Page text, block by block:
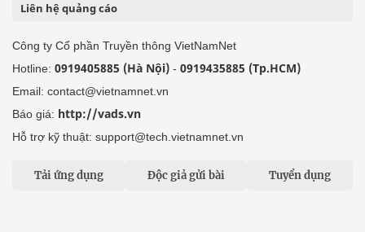
Liên hệ quảng cáo
Công ty Cổ phần Truyền thông VietNamNet
Hotline: 0919405885 (Hà Nội) - 0919435885 (Tp.HCM)
Email: contact@vietnamnet.vn
Báo giá: http://vads.vn
Hỗ trợ kỹ thuật: support@tech.vietnamnet.vn
Tải ứng dụng Độc giả gửi bài Tuyển dụng